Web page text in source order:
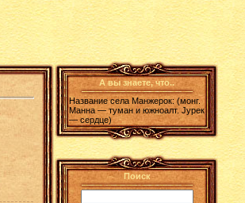
А вы знаете, что..
Название села Манжерок: (монг.
Манна — туман и южноалт. Jурек
— сердце)
Поиск